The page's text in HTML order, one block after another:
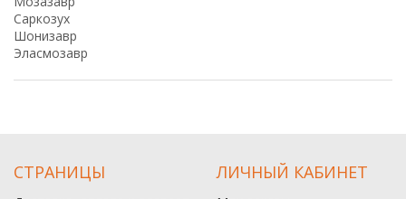
Саркозух
Шонизавр
Эласмозавр
СТРАНИЦЫ ЛИЧНЫЙ КАБИНЕТ